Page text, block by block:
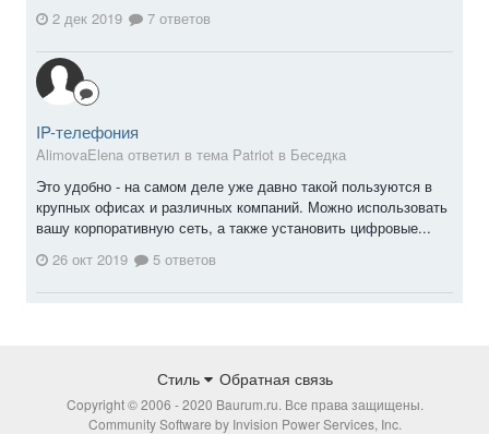
2 дек 2019
7 ответов
IP-телефония
AlimovaElena ответил в тема Patriot в Беседка
Это удобно - на самом деле уже давно такой пользуются в
крупных офисах и различных компаний. Можно использовать
вашу корпоративную сеть, а также установить цифровые...
26 окт 2019
5 ответов
Стиль Обратная связь
Copyright © 2006 - 2020 Baurum.ru. Все права защищены.
Community Software by Invision Power Services, Inc.